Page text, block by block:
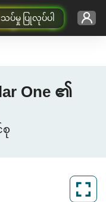
သပ်မှု ပြုလုပ်ပါ
One ၏
စု